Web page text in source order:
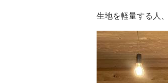
生地を軽量する人